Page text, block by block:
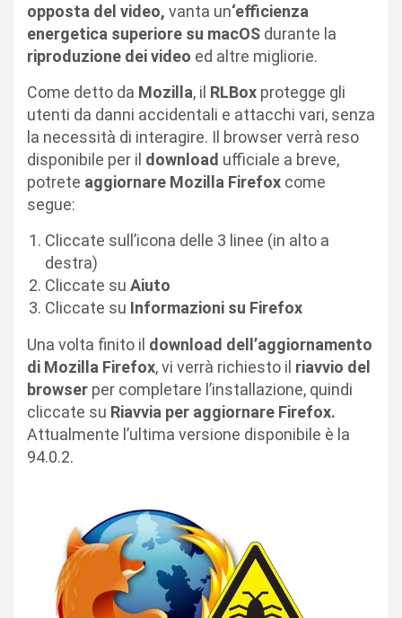
opposta del video, vanta un‘efficienza
energetica superiore su macOS durante la
riproduzione dei video ed altre migliorie.
Come detto da Mozilla, il RLBox protegge gli
utenti da danni accidentali e attacchi vari, senza
la necessità di interagire. Il browser verrà reso
disponibile per il download ufficiale a breve,
potrete aggiornare Mozilla Firefox come
segue:
Cliccate sull’icona delle 3 linee (in alto a
destra)
Cliccate su Aiuto
Cliccate su Informazioni su Firefox
Una volta finito il download dell’aggiornamento
di Mozilla Firefox, vi verrà richiesto il riavvio del
browser per completare l’installazione, quindi
cliccate su Riavvia per aggiornare Firefox.
Attualmente l’ultima versione disponibile è la
94.0.2.